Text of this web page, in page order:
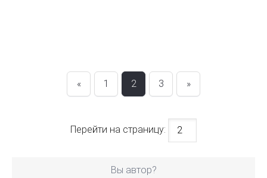
« 1 2 3 »
Перейти на страницу:
Вы автор?